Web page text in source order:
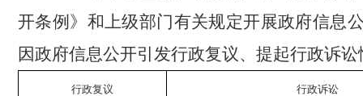
开条例》 和上级部门有关规定开展政府信息
因政府信息公开引发行政复议、提起行政诉讼
行政复议 行政诉讼